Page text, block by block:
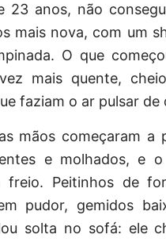
23 anos, não
mais nova, com um
O que
mais quente,
faziam o ar pulsar de
mãos começaram a
e molhados, e
freio. Peitinhos de
pudor, gemidos
solta no sofá: ele